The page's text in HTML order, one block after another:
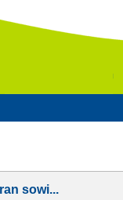
sowi...